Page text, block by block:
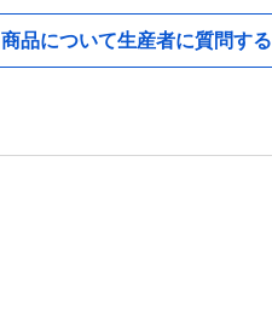
商品について生産者に質問する